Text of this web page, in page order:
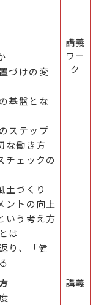
づけの変
基盤とな
ステップ
な働き方
チェックの
土づくり
ントの向上
いう考え方
は
り、「健
講義
ワー
ク
講義